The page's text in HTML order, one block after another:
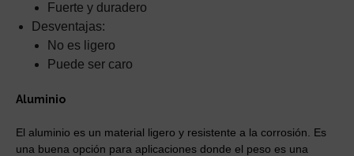
Fuerte y duradero
Desventajas:
No es ligero
Puede ser caro
Aluminio
El aluminio es un material ligero y resistente a la corrosión. Es
una buena opción para aplicaciones donde el peso es una